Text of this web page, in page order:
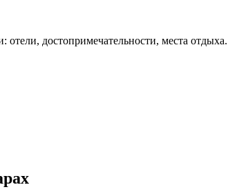
достопримечательности, места отдыха.